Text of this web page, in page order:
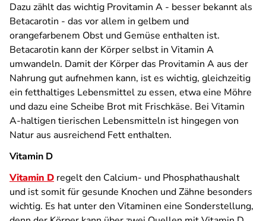
Dazu zählt das wichtig Provitamin A - besser bekannt als
Betacarotin - das vor allem in gelbem und
orangefarbenem Obst und Gemüse enthalten ist.
Betacarotin kann der Körper selbst in Vitamin A
umwandeln. Damit der Körper das Provitamin A aus der
Nahrung gut aufnehmen kann, ist es wichtig, gleichzeitig
ein fetthaltiges Lebensmittel zu essen, etwa eine Möhre
und dazu eine Scheibe Brot mit Frischkäse. Bei Vitamin
A-haltigen tierischen Lebensmitteln ist hingegen von
Natur aus ausreichend Fett enthalten.
Vitamin D
Vitamin D regelt den Calcium- und Phosphathaushalt
und ist somit für gesunde Knochen und Zähne besonders
wichtig. Es hat unter den Vitaminen eine Sonderstellung,